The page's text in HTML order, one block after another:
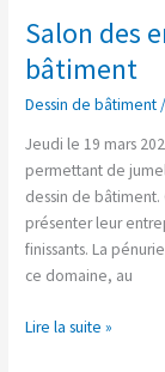
Salon des
bâtiment
Dessin de bâtiment
Jeudi le 19 mars
permettant de
dessin de
présenter leur
finissants. La
ce domaine, au
Salon
des
entreprises
en
bâtiment
Lire la suite »